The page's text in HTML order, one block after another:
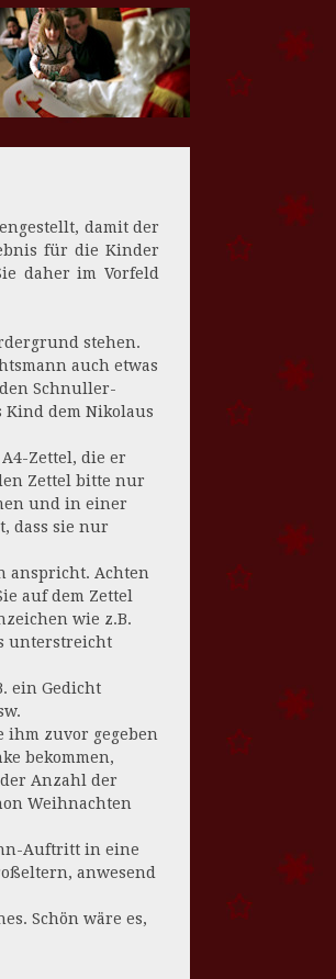
damit der
für die Kinder
daher im Vorfeld
stehen.
auch etwas
Schnuller-
Kind dem Nikolaus
Zettel, die er
Zettel bitte nur
und in einer
dass sie nur
anspricht. Achten
auf dem Zettel
wie z.B.
unterstreicht
ein Gedicht
ihm zuvor gegeben
bekommen,
Anzahl der
Weihnachten
Auftritt in eine
anwesend
Schön wäre es,